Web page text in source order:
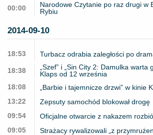
00:00
Narodowe Czytanie po raz drugi w
Rybiu
2014-09-10
18:53 Turbacz odrabia zaległości po
18:38
„Szef” i „Sin City 2: Damulka warta
Klaps od 12 września
18:08
„Barbie i tajemnicze drzwi” w kinie
13:22
Zepsuty samochód blokował drogę
09:54
Oficjalne otwarcie z nakazem
09:05
Strażacy rywalizowali „z